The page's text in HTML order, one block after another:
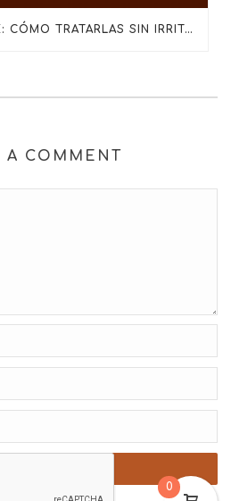
MANCHAS POSTACNÉ: CÓMO TRATARLAS SIN IRRITAR LA PIEL CON SKINCEUTICALS
A COMMENT
0